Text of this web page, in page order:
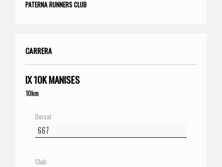
PATERNA RUNNERS CLUB
CARRERA
IX 10K MANISES
10km
Dorsal:
Club: